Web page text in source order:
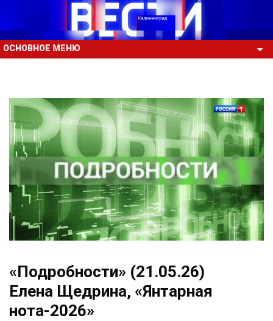
ОСНОВНОЕ МЕНЮ
«Подробности» (21.05.26)
Елена Щедрина, «Янтарная
нота-2026»